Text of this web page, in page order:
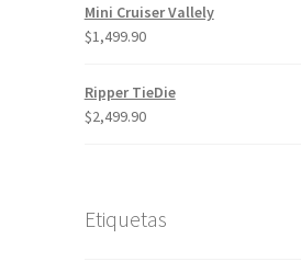
Mini Cruiser Vallely
$1,499.90
Ripper TieDie
$2,499.90
Etiquetas